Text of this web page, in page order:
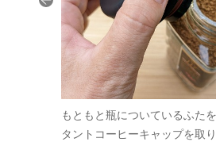
もともと瓶についているふた
タントコーヒーキャップを取り